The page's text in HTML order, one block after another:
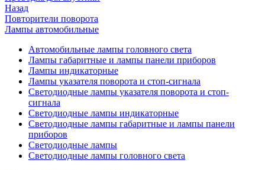
Назад
Повторители поворота
Лампы автомобильные
Автомобильные лампы головного света
Лампы габаритные и лампы панели приборов
Лампы индикаторные
Лампы указателя поворота и стоп-сигнала
Светодиодные лампы указателя поворота и стоп-
сигнала
Светодиодные лампы индикаторные
Светодиодные лампы габаритные и лампы панели
приборов
Светодиодные лампы
Светодиодные лампы головного света